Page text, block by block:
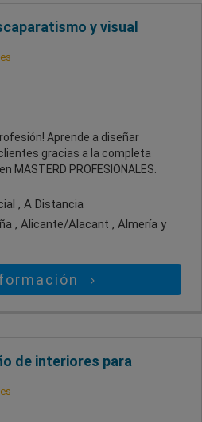
y visual
Aprende a diseñar
gracias a la completa
MASTERD PROFESIONALES.
, A Distancia
, Alicante/Alacant , Almería y
de interiores para